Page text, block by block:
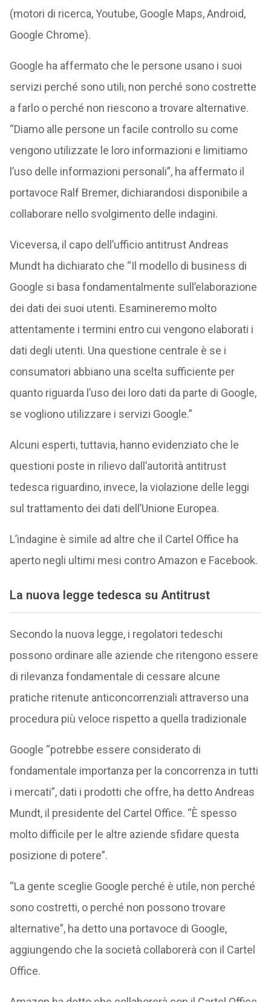
(motori di ricerca, Youtube, Google Maps, Android,
Google Chrome).
Google ha affermato che le persone usano i suoi
servizi perché sono utili, non perché sono costrette
a farlo o perché non riescono a trovare alternative.
“Diamo alle persone un facile controllo su come
vengono utilizzate le loro informazioni e limitiamo
l’uso delle informazioni personali”, ha affermato il
portavoce Ralf Bremer, dichiarandosi disponibile a
collaborare nello svolgimento delle indagini.
Viceversa, il capo dell’ufficio antitrust Andreas
Mundt ha dichiarato che “Il modello di business di
Google si basa fondamentalmente sull’elaborazione
dei dati dei suoi utenti. Esamineremo molto
attentamente i termini entro cui vengono elaborati i
dati degli utenti. Una questione centrale è se i
consumatori abbiano una scelta sufficiente per
quanto riguarda l’uso dei loro dati da parte di Google,
se vogliono utilizzare i servizi Google.”
Alcuni esperti, tuttavia, hanno evidenziato che le
questioni poste in rilievo dall’autorità antitrust
tedesca riguardino, invece, la violazione delle leggi
sul trattamento dei dati dell’Unione Europea.
L’indagine è simile ad altre che il Cartel Office ha
aperto negli ultimi mesi contro Amazon e Facebook.
La nuova legge tedesca su Antitrust
Secondo la nuova legge, i regolatori tedeschi
possono ordinare alle aziende che ritengono essere
di rilevanza fondamentale di cessare alcune
pratiche ritenute anticoncorrenziali attraverso una
procedura più veloce rispetto a quella tradizionale
Google “potrebbe essere considerato di
fondamentale importanza per la concorrenza in tutti
i mercati”, dati i prodotti che offre, ha detto Andreas
Mundt, il presidente del Cartel Office. “È spesso
molto difficile per le altre aziende sfidare questa
posizione di potere”.
“La gente sceglie Google perché è utile, non perché
sono costretti, o perché non possono trovare
alternative”, ha detto una portavoce di Google,
aggiungendo che la società collaborerà con il Cartel
Office.